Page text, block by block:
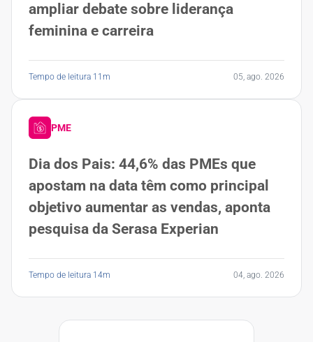
ampliar debate sobre liderança
feminina e carreira
Tempo de leitura 11m 05, ago. 2026
PME
Dia dos Pais: 44,6% das PMEs que
apostam na data têm como principal
objetivo aumentar as vendas, aponta
pesquisa da Serasa Experian
Tempo de leitura 14m 04, ago. 2026